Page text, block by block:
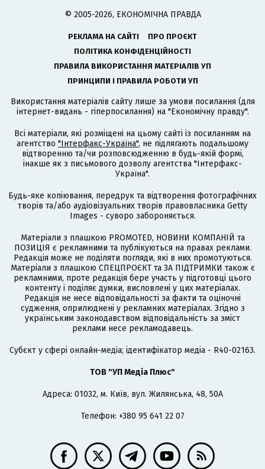
© 2005-2026, ЕКОНОМІЧНА ПРАВДА
РЕКЛАМА НА САЙТІ
ПРО ПРОЄКТ
ПОЛІТИКА КОНФІДЕНЦІЙНОСТІ
ПРАВИЛА ВИКОРИСТАННЯ МАТЕРІАЛІВ УП
ПРИНЦИПИ І ПРАВИЛА РОБОТИ УП
Використання матеріалів сайту лише за умови посилання (для
інтернет-видань - гіперпосилання) на "Економічну правду".
Всі матеріали, які розміщені на цьому сайті із посиланням на
агентство "Інтерфакс-Україна", не підлягають подальшому
відтворенню та/чи розповсюдженню в будь-якій формі,
інакше як з письмового дозволу агентства "Інтерфакс-
Україна".
Будь-яке копіювання, передрук та відтворення фотографічних
творів та/або аудіовізуальних творів правовласника Getty
Images - суворо забороняється.
Матеріали з плашкою PROMOTED, НОВИНИ КОМПАНІЙ та
ПОЗИЦІЯ є рекламними та публікуються на правах реклами.
Редакція може не поділяти погляди, які в них промотуються.
Матеріали з плашкою СПЕЦПРОЄКТ та ЗА ПІДТРИМКИ також є
рекламними, проте редакція бере участь у підготовці цього
контенту і поділяє думки, висловлені у цих матеріалах.
Редакція не несе відповідальності за факти та оціночні
судження, оприлюднені у рекламних матеріалах. Згідно з
українським законодавством відповідальність за зміст
реклами несе рекламодавець.
Cубєкт у сфері онлайн-медіа; ідентифікатор медіа - R40-02163.
ТОВ "УП Медіа Плюс"
Адреса: 01032, м. Київ, вул. Жилянська, 48, 50А
Телефон: +380 95 641 22 07